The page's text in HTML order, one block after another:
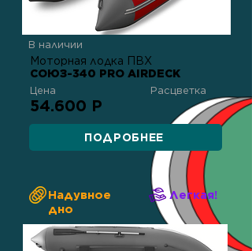
В наличии
Моторная лодка ПВХ
СОЮЗ-340 PRO AIRDECK
Цена Расцветка
54.600 Р
ПОДРОБНЕЕ
Надувное
дно
Легкая!